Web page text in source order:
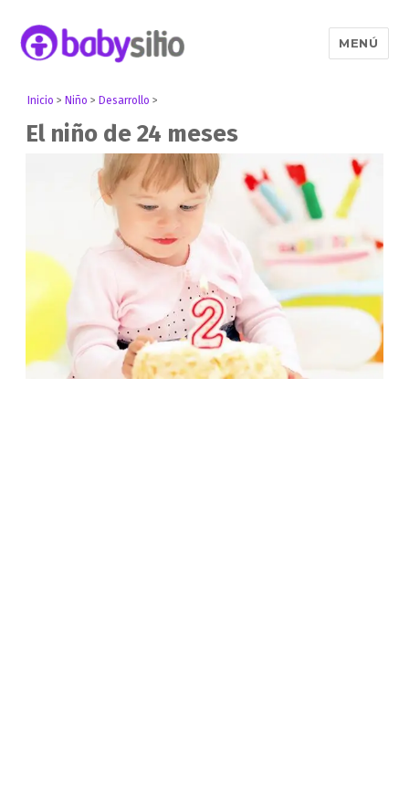
MENÚ
Inicio > Niño > Desarrollo >
El niño de 24 meses